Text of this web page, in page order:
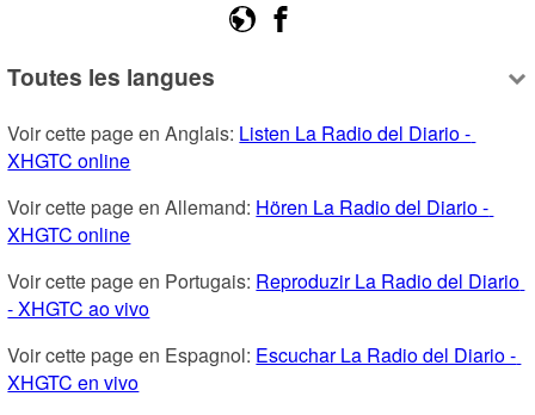
Toutes les langues
Voir cette page en Anglais: Listen La Radio del Diario -
XHGTC online
Voir cette page en Allemand: Hören La Radio del Diario -
XHGTC online
Voir cette page en Portugais: Reproduzir La Radio del Diario
- XHGTC ao vivo
Voir cette page en Espagnol: Escuchar La Radio del Diario -
XHGTC en vivo